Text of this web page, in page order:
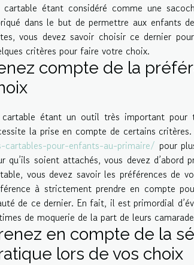
cartable étant considéré comme une
dans le but de permettre aux enfants
vous devez savoir choisir ce dernier
critères pour faire votre choix.
compte de la
étant un outil très important pour
la prise en compte de certains
cartables-pour-enfants-au-primaire/ pour
qu’ils soient attachés, vous devez
vous devez savoir les préférences de
à strictement prendre en compte
de ce dernier. En fait, il est primordial
de moquerie de la part de leurs
en compte de la
lors de vos choix